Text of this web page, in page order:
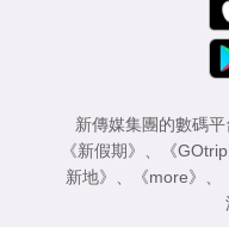
新傳媒集團的數碼
《新假期》 、 《GOtrip
新地》 、 《more》 、